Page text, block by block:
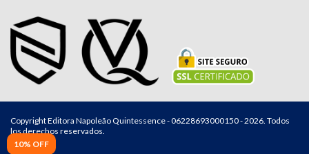
10% OFF
Copyright Editora Napoleão Quintessence - 06228693000150 - 2026. Todos
los derechos reservados.